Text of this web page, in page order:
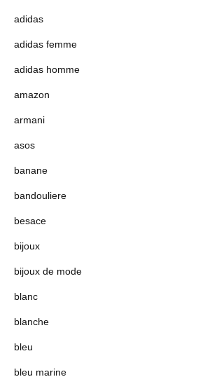
adidas
adidas femme
adidas homme
amazon
armani
asos
banane
bandouliere
besace
bijoux
bijoux de mode
blanc
blanche
bleu
bleu marine